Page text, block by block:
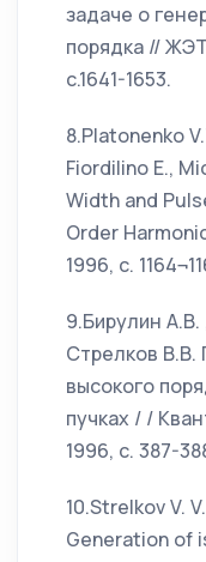
задаче о
порядка //
с.1641-1653.
8.Platonenko
Fiordilino Е.,
Width and
Order
1996, c.
9.Бирулин
Стрелков В.В.
высокого
пучках / /
1996, с. 387-
10.Strelkov V.
Generation of